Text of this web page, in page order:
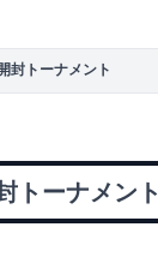
封トーナメント
トーナメント